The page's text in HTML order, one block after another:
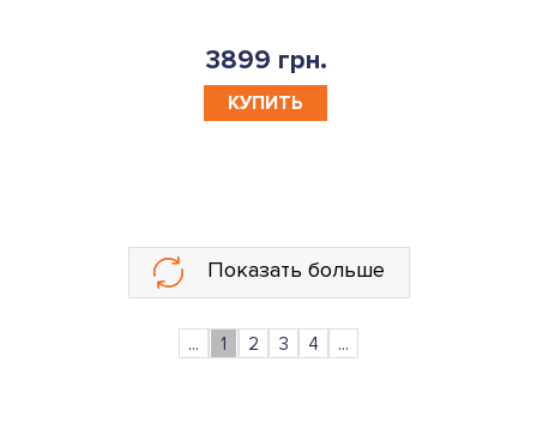
3899 грн.
КУПИТЬ
Показать больше
... 1 2 3 4 ...